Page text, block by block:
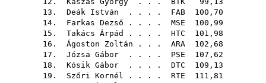
13. Deák István . . . . FAB 100,70
14. Farkas Dezső . . . . MSE 100,99
15. Takács Árpád . . . . HTC 101,98
16. Ágoston Zoltán . . . ARA 102,68
17. Józsa Gábor . . . . PSE 107,62
18. Kósik Gábor . . . . DTC 109,13
19. Szőri Kornél . . . . RTE 111,81